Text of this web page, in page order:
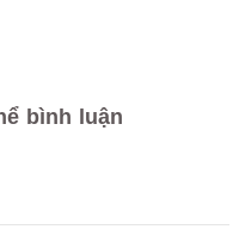
bình luận